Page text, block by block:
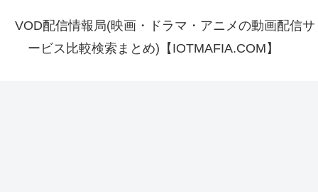
VOD配信情報局(映画・ドラマ・アニメの動画配信サ
ービス比較検索まとめ)【IOTMAFIA.COM】